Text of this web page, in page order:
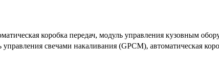
коробка передач, модуль управления кузовным
свечами накаливания (GPCM), автоматическая